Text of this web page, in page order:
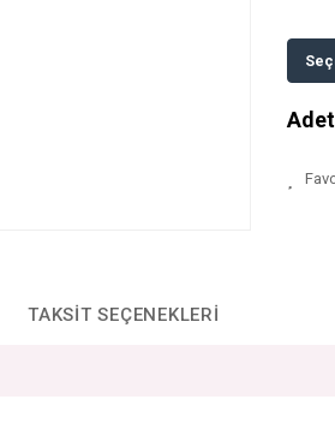
TAKSIT SEÇENEKLERI